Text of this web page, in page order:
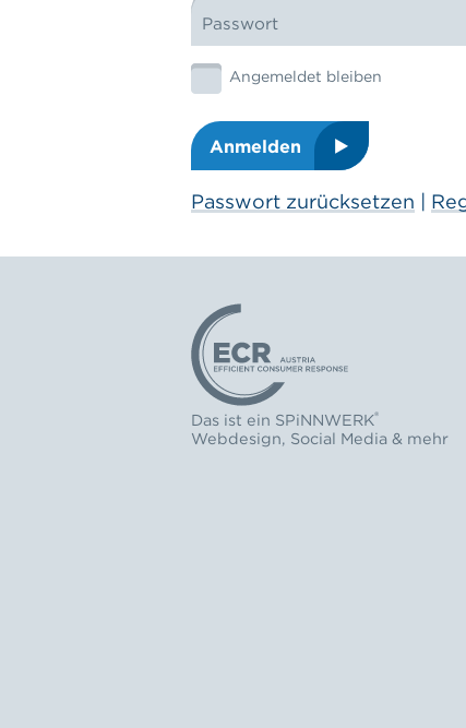
Passwort
Graphic: checkbox
Angemeldet bleiben
Anmelden
Passwort zurücksetzen
Logo: ECR Austria
Das ist ein SPiNNWERK®
Webdesign, Social Media& mehr